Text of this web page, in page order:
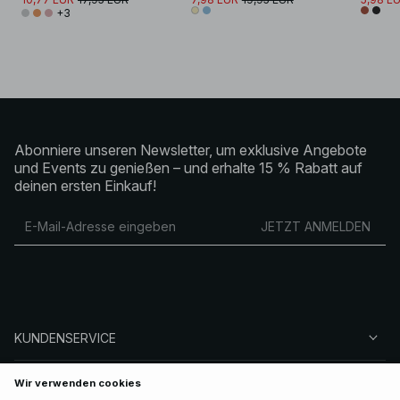
+3
Abonniere unseren Newsletter, um exklusive Angebote
und Events zu genießen – und erhalte 15 % Rabatt auf
deinen ersten Einkauf!
JETZT ANMELDEN
KUNDENSERVICE
ÜBER NA-KD